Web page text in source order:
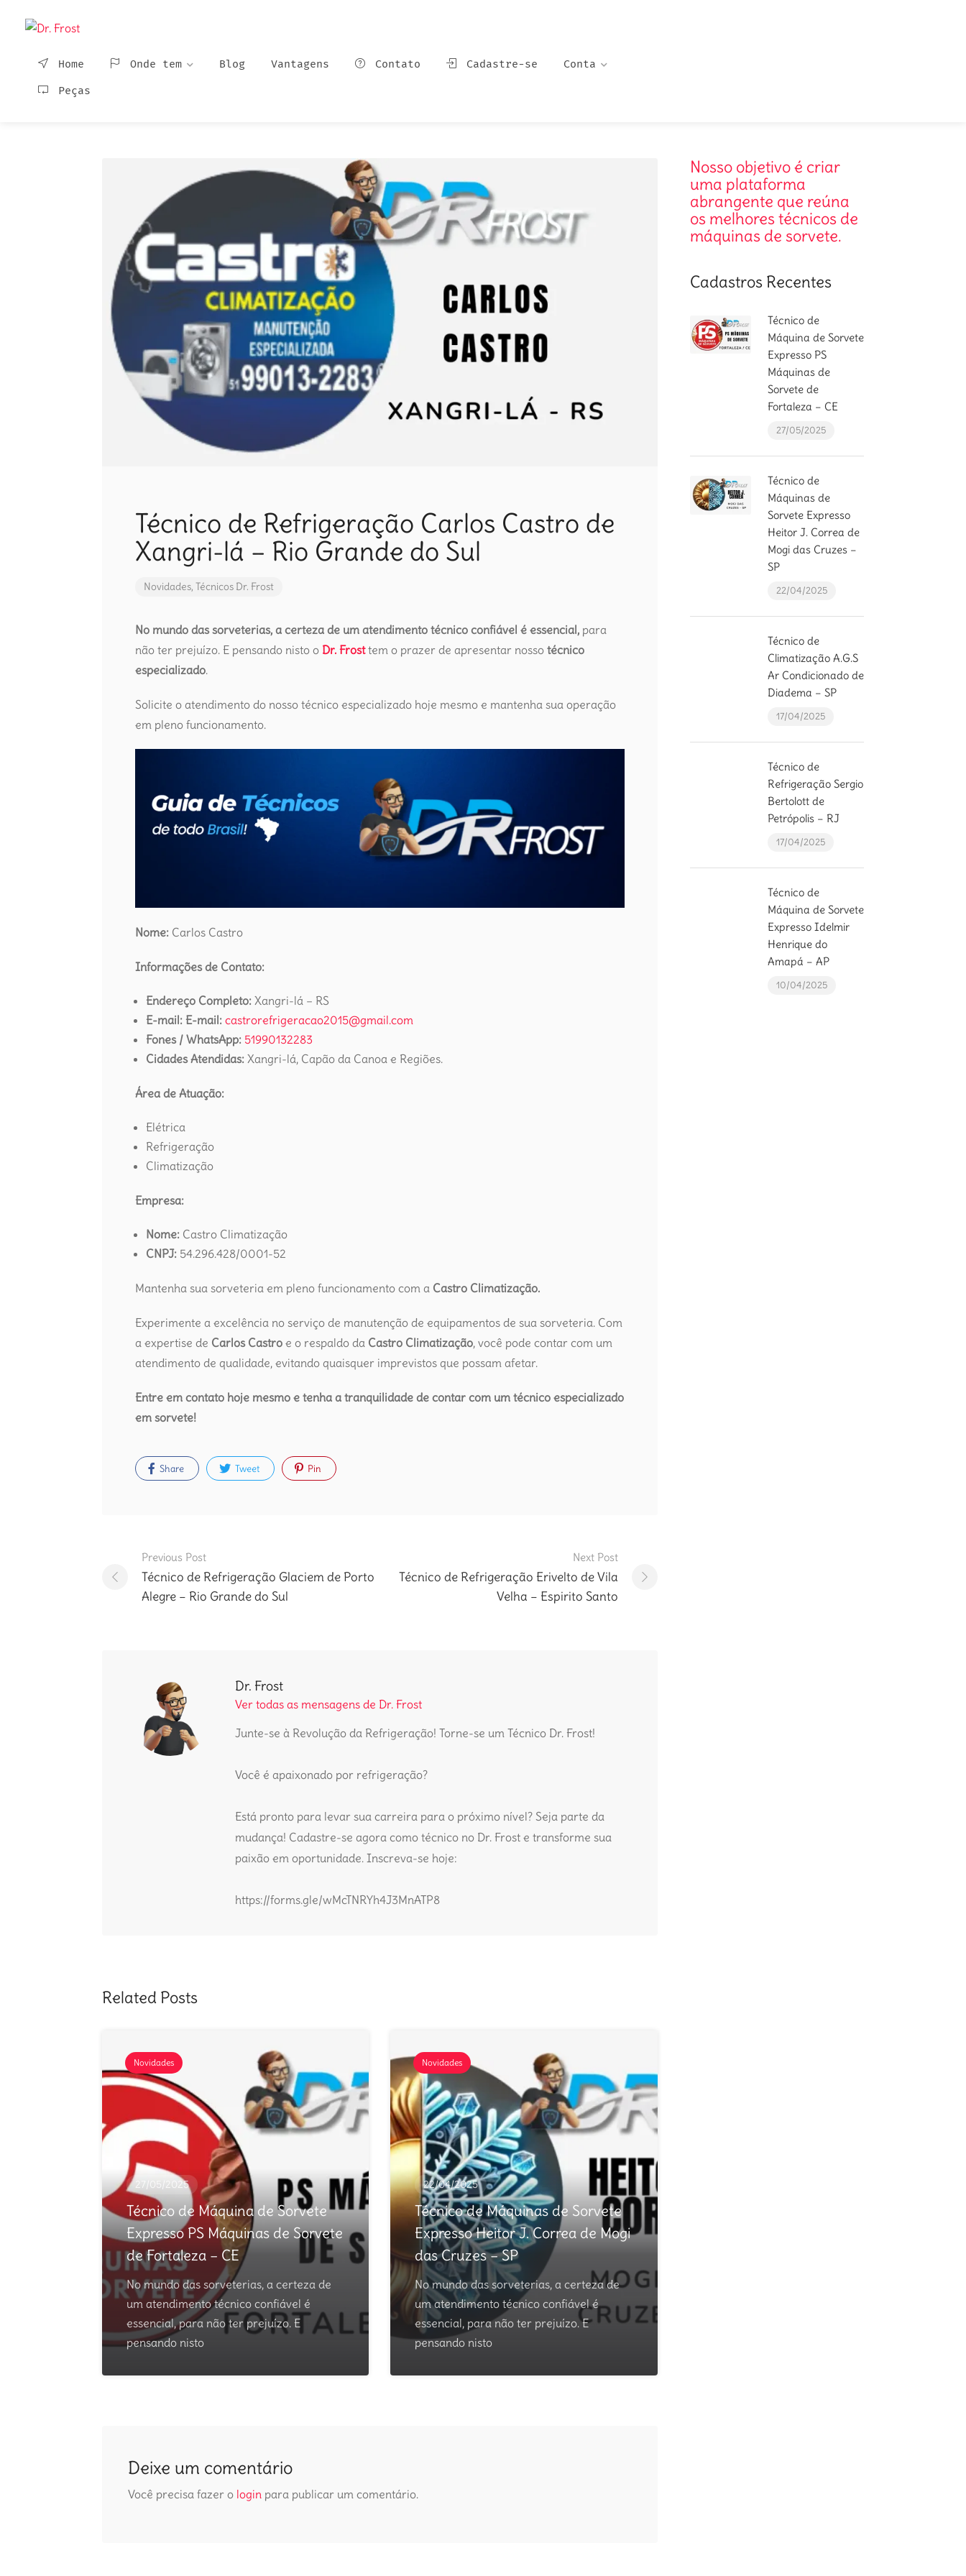
Home Onde tem Blog Vantagens Contato Cadastre-se Conta
Peças
Técnico de Refrigeração Carlos Castro de
Xangri-lá – Rio Grande do Sul
Novidades, Técnicos Dr. Frost
No mundo das sorveterias, a certeza de um atendimento técnico confiável é essencial, para
não ter prejuízo. E pensando nisto o Dr. Frost tem o prazer de apresentar nosso técnico
especializado.
Solicite o atendimento do nosso técnico especializado hoje mesmo e mantenha sua operação
em pleno funcionamento.
Nome: Carlos Castro
Informações de Contato:
Endereço Completo: Xangri-lá – RS
E-mail: E-mail: castrorefrigeracao2015@gmail.com
Fones / WhatsApp: 51990132283
Cidades Atendidas: Xangri-lá, Capão da Canoa e Regiões.
Área de Atuação:
Elétrica
Refrigeração
Climatização
Empresa:
Nome: Castro Climatização
CNPJ: 54.296.428/0001-52
Mantenha sua sorveteria em pleno funcionamento com a Castro Climatização.
Experimente a excelência no serviço de manutenção de equipamentos de sua sorveteria. Com
a expertise de Carlos Castro e o respaldo da Castro Climatização, você pode contar com um
atendimento de qualidade, evitando quaisquer imprevistos que possam afetar.
Entre em contato hoje mesmo e tenha a tranquilidade de contar com um técnico especializado
em sorvete!
Share Tweet Pin
Post
navigation
Previous Post
Técnico de Refrigeração Glaciem de Porto
Alegre – Rio Grande do Sul
Next Post
Técnico de Refrigeração Erivelto de Vila
Velha – Espirito Santo
Dr. Frost
Ver todas as mensagens de Dr. Frost
Junte-se à Revolução da Refrigeração! Torne-se um Técnico Dr. Frost!
Você é apaixonado por refrigeração?
Está pronto para levar sua carreira para o próximo nível? Seja parte da
mudança! Cadastre-se agora como técnico no Dr. Frost e transforme sua
paixão em oportunidade. Inscreva-se hoje:
https://forms.gle/wMcTNRYh4J3MnATP8
Related Posts
Novidades
27/05/2025
Técnico de Máquina de Sorvete
Expresso PS Máquinas de Sorvete
de Fortaleza – CE
No mundo das sorveterias, a certeza de
um atendimento técnico confiável é
essencial, para não ter prejuízo. E
pensando nisto
Novidades
22/04/2025
Técnico de Máquinas de Sorvete
Expresso Heitor J. Correa de Mogi
das Cruzes – SP
No mundo das sorveterias, a certeza de
um atendimento técnico confiável é
essencial, para não ter prejuízo. E
pensando nisto
Deixe um comentário
Você precisa fazer o login para publicar um comentário.
Nosso objetivo é criar
uma plataforma
abrangente que reúna
os melhores técnicos de
máquinas de sorvete.
Cadastros Recentes
Técnico de
Máquina de Sorvete
Expresso PS
Máquinas de
Sorvete de
Fortaleza – CE
27/05/2025
Técnico de
Máquinas de
Sorvete Expresso
Heitor J. Correa de
Mogi das Cruzes –
SP
22/04/2025
Técnico de
Climatização A.G.S
Ar Condicionado de
Diadema – SP
17/04/2025
Técnico de
Refrigeração Sergio
Bertolott de
Petrópolis – RJ
17/04/2025
Técnico de
Máquina de Sorvete
Expresso Idelmir
Henrique do
Amapá – AP
10/04/2025